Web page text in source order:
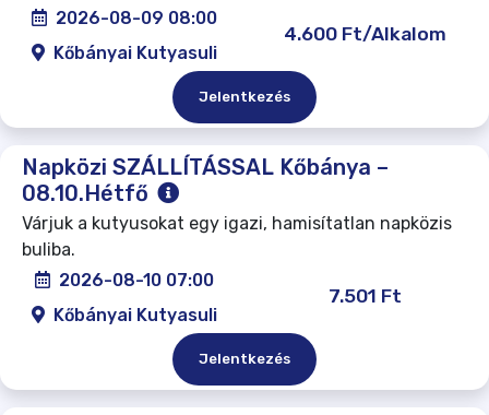
2026-08-09 08:00
Kőbányai Kutyasuli
4.600 Ft/Alkalom
Jelentkezés
Napközi SZÁLLÍTÁSSAL Kőbánya –
08.10.Hétfő
Várjuk a kutyusokat egy igazi, hamisítatlan napközis
buliba.
2026-08-10 07:00
Kőbányai Kutyasuli
7.501 Ft
Jelentkezés